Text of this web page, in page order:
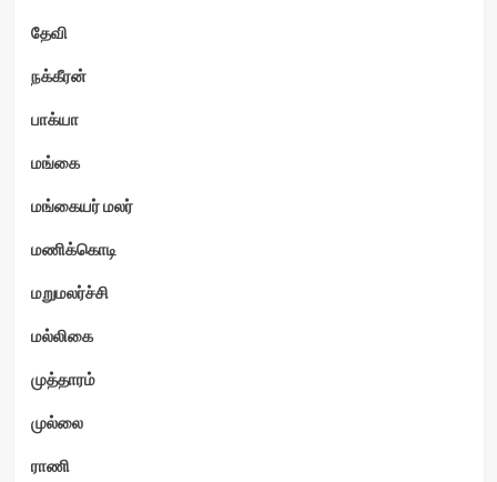
தேவி
நக்கீரன்
பாக்யா
மங்கை
மங்கையர் மலர்
மணிக்கொடி
மறுமலர்ச்சி
மல்லிகை
முத்தாரம்
முல்லை
ராணி